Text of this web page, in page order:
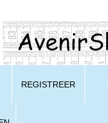
REGISTREER